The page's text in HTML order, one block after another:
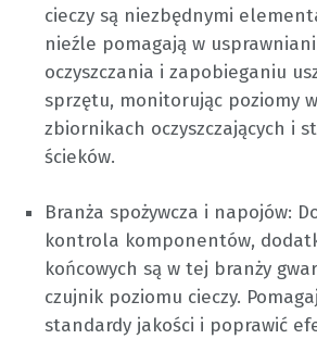
cieczy są niezbędnymi
nieźle pomagają w
oczyszczania i zapobieganiu
sprzętu, monitorując poziomy
zbiornikach oczyszczających i
ścieków.
Branża spożywcza i napojów:
kontrola komponentów,
końcowych są w tej branży
czujnik poziomu cieczy.
standardy jakości i poprawić